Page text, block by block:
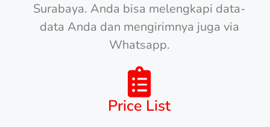
Surabaya. Anda bisa melengkapi data-
data Anda dan mengirimnya juga via
Whatsapp.
Price List